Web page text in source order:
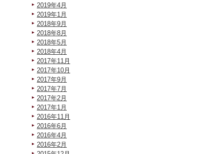
2019年4月
2019年1月
2018年9月
2018年8月
2018年5月
2018年4月
2017年11月
2017年10月
2017年9月
2017年7月
2017年2月
2017年1月
2016年11月
2016年6月
2016年4月
2016年2月